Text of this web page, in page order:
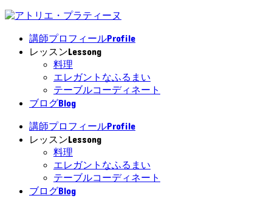
講師プロフィールProfile
レッスンLessong
料理
エレガントなふるまい
テーブルコーディネート
ブログBlog
講師プロフィールProfile
レッスンLessong
料理
エレガントなふるまい
テーブルコーディネート
ブログBlog